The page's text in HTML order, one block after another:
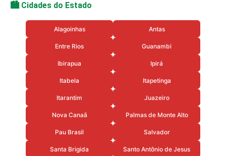
🏙️ Cidades do Estado
Alagoinhas Antas
Entre Rios Guanambi
Ibirapua Ipirá
Itabela Itapetinga
Itarantim Juazeiro
Nova Canaã Palmas de Monte Alto
Pau Brasil Salvador
Santa Brigida Santo Antônio de Jesus